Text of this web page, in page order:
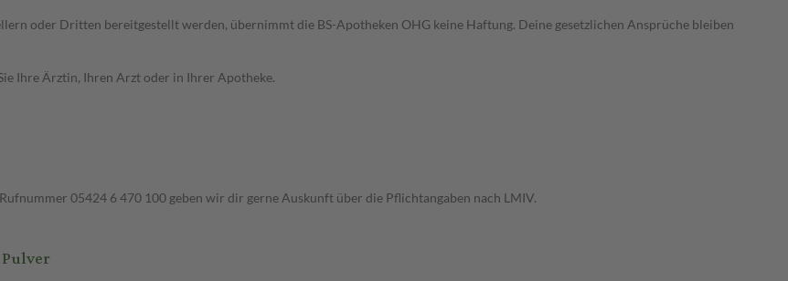
oder Dritten bereitgestellt werden, übernimmt die BS-Apotheken OHG keine Haftung. Deine gesetzlichen Ansprüche bleiben
Ihre Ärztin, Ihren Arzt oder in Ihrer Apotheke.
05424 6 470 100 geben wir dir gerne Auskunft über die Pflichtangaben nach LMIV.